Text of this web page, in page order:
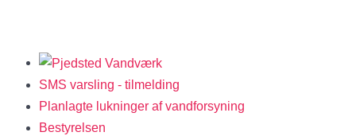
SMS varsling - tilmelding
Planlagte lukninger af vandforsyning
Bestyrelsen